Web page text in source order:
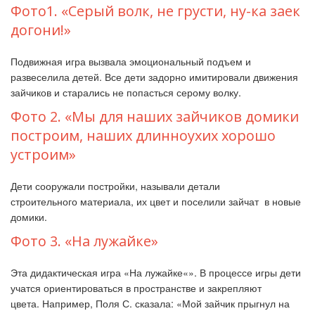
Фото1. «Серый волк, не грусти, ну-ка заек
догони!»
Подвижная игра вызвала эмоциональный подъем и
развеселила детей. Все дети задорно имитировали движения
зайчиков и старались не попасться серому волку.
Фото 2. «Мы для наших зайчиков домики
построим, наших длинноухих хорошо
устроим»
Дети сооружали постройки, называли детали
строительного материала, их цвет и поселили зайчат в новые
домики.
Фото 3. «На лужайке»
Эта дидактическая игра «На лужайке«». В процессе игры дети
учатся ориентироваться в пространстве и закрепляют
цвета. Например, Поля С. сказала: «Мой зайчик прыгнул на